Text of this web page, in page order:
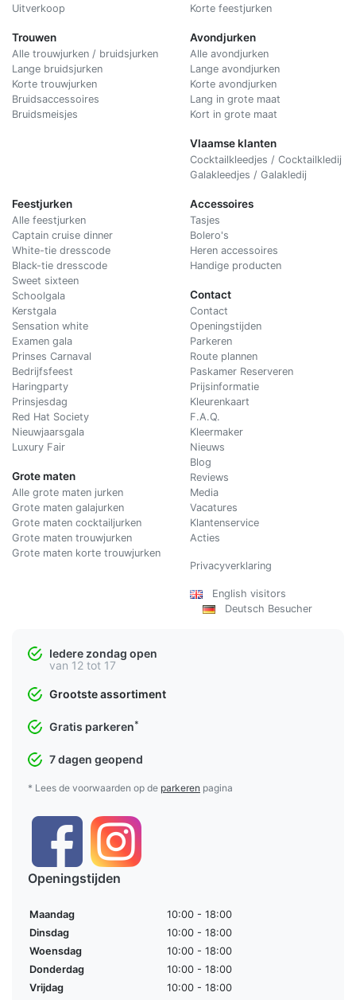
Uitverkoop
Trouwen
Alle trouwjurken / bruidsjurken
Lange bruidsjurken
Korte trouwjurken
Bruidsaccessoires
Bruidsmeisjes
Korte feestjurken
Avondjurken
Alle avondjurken
Lange avondjurken
Korte avondjurken
Lang in grote maat
Kort in grote maat
Vlaamse klanten
Cocktailkleedjes / Cocktailkledij
Galakleedjes / Galakledij
Feestjurken
Alle feestjurken
Captain cruise dinner
White-tie dresscode
Black-tie dresscode
Sweet sixteen
Schoolgala
Kerstgala
Sensation white
Examen gala
Prinses Carnaval
Bedrijfsfeest
Haringparty
Prinsjesdag
Red Hat Society
Nieuwjaarsgala
Luxury Fair
Grote maten
Alle grote maten jurken
Grote maten galajurken
Grote maten cocktailjurken
Grote maten trouwjurken
Grote maten korte trouwjurken
Accessoires
Tasjes
Bolero's
Heren accessoires
Handige producten
Contact
Contact
Openingstijden
Parkeren
Route plannen
Paskamer Reserveren
Prijsinformatie
Kleurenkaart
F.A.Q.
Kleermaker
Nieuws
Blog
Reviews
Media
Vacatures
Klantenservice
Acties
Privacyverklaring
English visitors
Deutsch Besucher
Iedere zondag open
van 12 tot 17
Grootste assortiment
Gratis parkeren*
7 dagen geopend
* Lees de voorwaarden op de parkeren pagina
Openingstijden
Maandag
10:00 - 18:00
Dinsdag
10:00 - 18:00
Woensdag
10:00 - 18:00
Donderdag
10:00 - 18:00
Vrijdag
10:00 - 18:00